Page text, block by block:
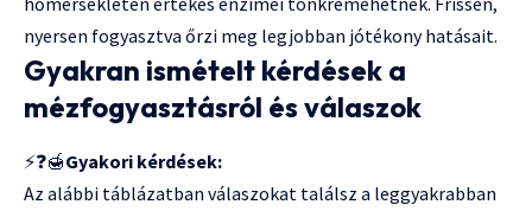
nyersen fogyasztva őrzi meg legjobban jótékony hatásait.
Gyakran ismételt kérdések a
mézfogyasztásról és válaszok
⚡❓🍯Gyakori kérdések:
Az alábbi táblázatban válaszokat találsz a leggyakrabban